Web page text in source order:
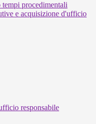
procedimentali
e acquisizione d'ufficio
responsabile